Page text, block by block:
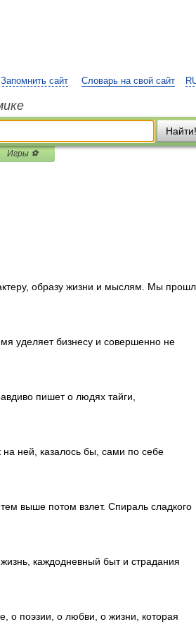
Запомнить сайт Словарь на свой сайт
Найти!
Игры ⚽
образу жизни и мыслям. Мы
уделяет бизнесу и совершенно не
пишет о людях тайги,
на ней, казалось бы, сами по себе
выше потом взлет. Спираль сладкого
каждодневный быт и страдания
о поэзии, о любви, о жизни, которая